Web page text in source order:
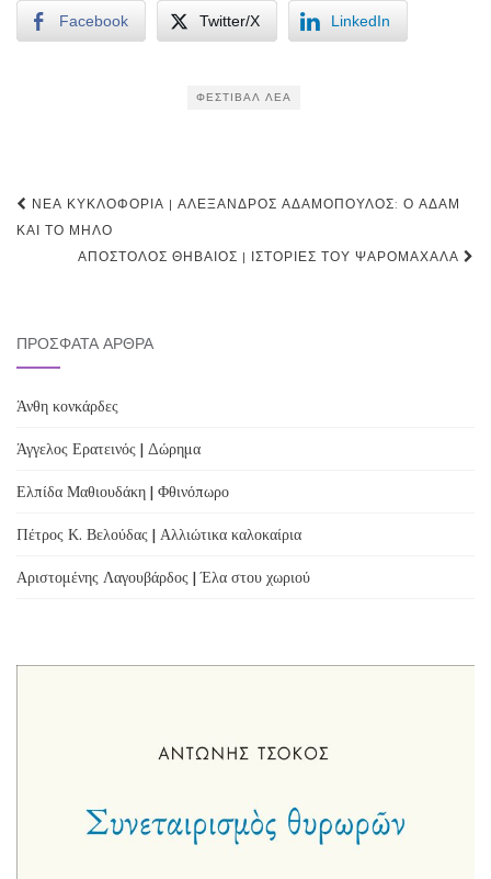
Facebook Twitter/X LinkedIn
ΦΕΣΤΙΒΆΛ ΛΕΑ
Post
navigation
ΝΈΑ ΚΥΚΛΟΦΟΡΊΑ | ΑΛΈΞΑΝΔΡΟΣ ΑΔΑΜΌΠΟΥΛΟΣ: Ο ΑΔΆΜ
ΚΑΙ ΤΟ ΜΉΛΟ
ΑΠΌΣΤΟΛΟΣ ΘΗΒΑΊΟΣ | ΙΣΤΟΡΊΕΣ ΤΟΥ ΨΑΡΟΜΑΧΑΛΆ
ΠΡΌΣΦΑΤΑ ΆΡΘΡΑ
Άνθη κονκάρδες
Άγγελος Ερατεινός | Δώρημα
Ελπίδα Μαθιουδάκη | Φθινόπωρο
Πέτρος Κ. Βελούδας | Αλλιώτικα καλοκαίρια
Αριστομένης Λαγουβάρδος | Έλα στου χωριού